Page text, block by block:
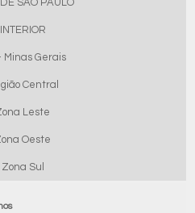
SÃO PAULO
INTERIOR
Minas Gerais
Central
Leste
Oeste
Zona Sul